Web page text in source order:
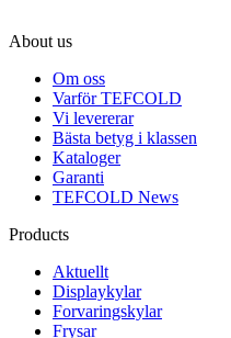
About us
Om oss
Varför TEFCOLD
Vi levererar
Bästa betyg i klassen
Kataloger
Garanti
TEFCOLD News
Products
Aktuellt
Displaykylar
Forvaringskylar
Frysar